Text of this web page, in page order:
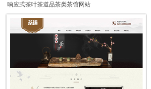
响应式茶叶茶道品茶类茶馆网站